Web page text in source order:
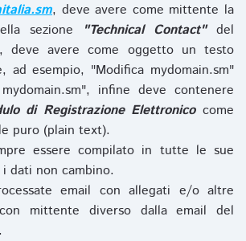
, deve avere come mittente la
sezione
"Technical Contact"del
deve avere come oggetto un testo
ad esempio, "Modifica mydomain.sm"
infine deve contenere
di Registrazione Elettronicocome
puro (plain text).
essere compilato in tutte le sue
dati non cambino.
email con allegati e/o altre
mittente diverso dalla email del